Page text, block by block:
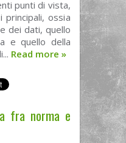
punti di vista,
ossia
dei dati, quello
e quello della
Read more »
fra norma e